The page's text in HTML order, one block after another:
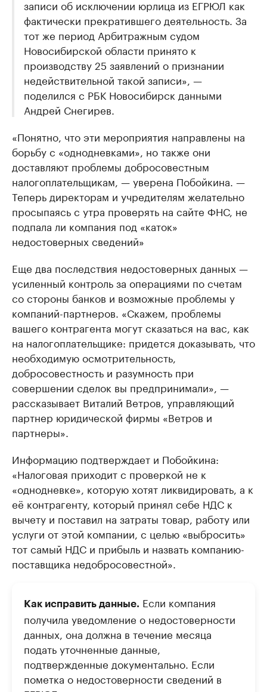
записи об исключении юрлица из ЕГРЮЛ как
фактически прекратившего деятельность. За
тот же период Арбитражным судом
Новосибирской области принято к
производству 25 заявлений о признании
недействительной такой записи», —
поделился с РБК Новосибирск данными
Андрей Снегирев.
«Понятно, что эти мероприятия направлены на
борьбу с «однодневками», но также они
доставляют проблемы добросовестным
налогоплательщикам, — уверена Побойкина. —
Теперь директорам и учредителям желательно
просыпаясь с утра проверять на сайте ФНС, не
подпала ли компания под «каток»
недостоверных сведений»
Еще два последствия недостоверных данных —
усиленный контроль за операциями по счетам
со стороны банков и возможные проблемы у
компаний-партнеров. «Скажем, проблемы
вашего контрагента могут сказаться на вас, как
на налогоплательщике: придется доказывать, что
необходимую осмотрительность,
добросовестность и разумность при
совершении сделок вы предпринимали», —
рассказывает Виталий Ветров, управляющий
партнер юридической фирмы «Ветров и
партнеры».
Информацию подтверждает и Побойкина:
«Налоговая приходит с проверкой не к
«однодневке», которую хотят ликвидировать, а к
её контрагенту, который принял себе НДС к
вычету и поставил на затраты товар, работу или
услуги от этой компании, с целью «выбросить»
тот самый НДС и прибыль и назвать компанию-
поставщика недобросовестной».
Как исправить данные. Если компания
получила уведомление о недостоверности
данных, она должна в течение месяца
подать уточненные данные,
подтвержденные документально. Если
пометка о недостоверности сведений в